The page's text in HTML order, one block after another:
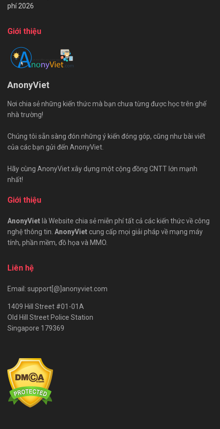
phí 2026
Giới thiệu
AnonyViet
Nơi chia sẻ những kiến thức mà bạn chưa từng được học trên ghế
nhà trường!
Chúng tôi sẵn sàng đón những ý kiến đóng góp, cũng như bài viết
của các bạn gửi đến AnonyViet.
Hãy cùng AnonyViet xây dựng một cộng đồng CNTT lớn mạnh
nhất!
Giới thiệu
AnonyViet là Website chia sẻ miễn phí tất cả các kiến thức về công
nghệ thông tin. AnonyViet cung cấp mọi giải pháp về mạng máy
tính, phần mềm, đồ họa và MMO.
Liên hệ
Email: support[@]anonyviet.com
1409 Hill Street #01-01A
Old Hill Street Police Station
Singapore 179369